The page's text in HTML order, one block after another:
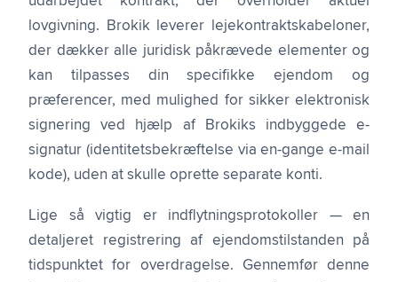
lovgivning. Brokik leverer lejekontraktskabeloner,
der dækker alle juridisk påkrævede elementer og
kan tilpasses din specifikke ejendom og
præferencer, med mulighed for sikker elektronisk
signering ved hjælp af Brokiks indbyggede e-
signatur (identitetsbekræftelse via en-gange e-mail
kode), uden at skulle oprette separate konti.
Lige så vigtig er indflytningsprotokoller — en
detaljeret registrering af ejendomstilstanden på
tidspunktet for overdragelse. Gennemfør denne